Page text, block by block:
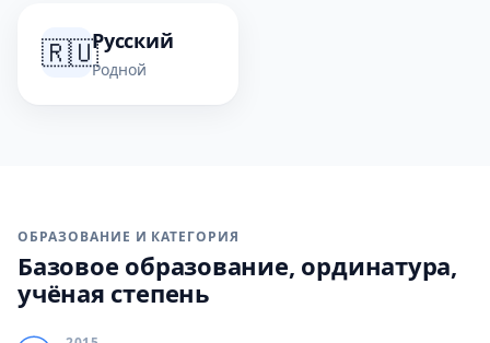
🇷🇺Русский
Родной
ОБРАЗОВАНИЕ И КАТЕГОРИЯ
Базовое образование, ординатура,
учёная степень